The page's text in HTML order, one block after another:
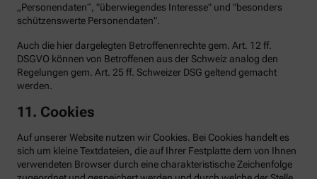
„Personendaten“, "überwiegendes Interesse" und "besonders
schützenswerte Personendaten".
Auch die hier dargelegten Betroffenenrechte gem. Art. 12 ff.
DSGVO können von Betroffenen aus der Schweiz analog den
Regelungen gem. Art. 25 ff. Schweizer DSG geltend gemacht
werden.
11. Cookies
Auf unserer Website nutzen wir Cookies. Bei Cookies handelt es
sich um kleine Textdateien, die auf Ihrer Festplatte dem von Ihnen
verwendeten Browser durch eine charakteristische Zeichenfolge